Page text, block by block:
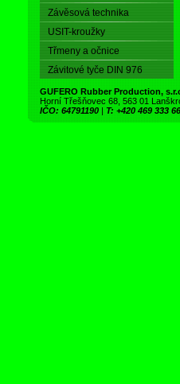
Závěsová technika
USIT-kroužky
Třmeny a očnice
Závitové tyče DIN 976
GUFERO Rubber Production,
Horní Třešňovec 68, 563 01
IČO: 64791190 | T: +420 469 333